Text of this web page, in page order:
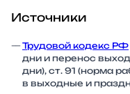
Источники
Трудовой кодекс РФ
дни и перенос
дни), ст. 91 (норма
в выходные и